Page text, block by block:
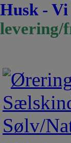
Husk -
levering/